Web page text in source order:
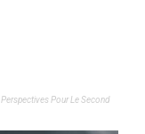
Perspectives Pour Le Second